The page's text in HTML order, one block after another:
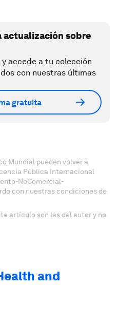
actualización sobre
accede a tu colección
con nuestras últimas
gratuita
Mundial pueden volver a
Pública Internacional
NoComercial-
con nuestras condiciones de
artículo son las del autor y no
and